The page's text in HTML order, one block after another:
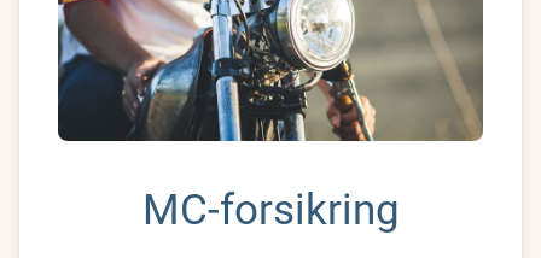
MC-forsikring